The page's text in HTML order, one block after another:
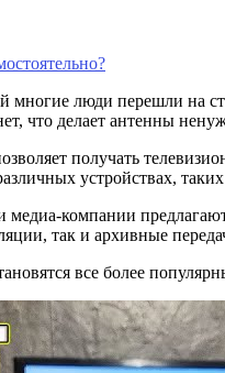
многие люди перешли на
что делает антенны
получать
устройствах,
медиа-компании
так и архивные
все более